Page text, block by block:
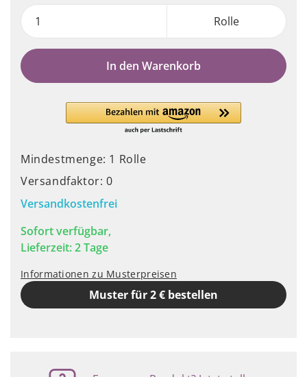
Rolle
In den Warenkorb
Mindestmenge: 1 Rolle
Versandfaktor: 0
Versandkostenfrei
Sofort verfügbar,
Lieferzeit: 2 Tage
Informationen zu Musterpreisen
Muster für 2 € bestellen